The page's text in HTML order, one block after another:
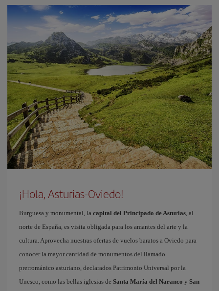
¡Hola, Asturias-Oviedo!
Burguesa y monumental, la capital del Principado de Asturias, al
norte de España, es visita obligada para los amantes del arte y la
cultura. Aprovecha nuestras ofertas de vuelos baratos a Oviedo para
conocer la mayor cantidad de monumentos del llamado
prerrománico asturiano, declarados Patrimonio Universal por la
Unesco, como las bellas iglesias de Santa María del Naranco y San